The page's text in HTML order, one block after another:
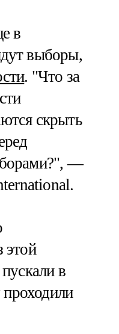
в
выборы,
. "Что за
скрыть
—
этой
в
проходили